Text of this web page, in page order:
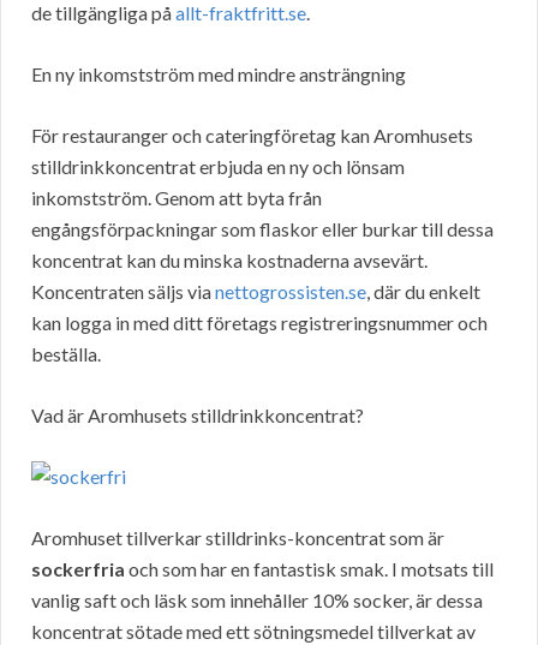
de tillgängliga påallt-fraktfritt.se.
En ny inkomstström med mindre ansträngning
För restauranger och cateringföretag kan Aromhusets
stilldrinkkoncentrat erbjuda en ny och lönsam
inkomstström. Genom att byta från
engångsförpackningar som flaskor eller burkar till dessa
koncentrat kan du minska kostnaderna avsevärt.
Koncentraten säljs vianettogrossisten.se, där du enkelt
kan logga in med ditt företags registreringsnummer och
beställa.
Vad är Aromhusets stilldrinkkoncentrat?
Aromhuset tillverkar stilldrinks-koncentrat som är
sockerfria och som har en fantastisk smak. I motsats till
vanlig saft och läsk som innehåller 10% socker, är dessa
koncentrat sötade med ett sötningsmedel tillverkat av